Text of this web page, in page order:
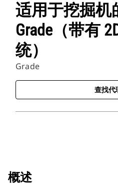
适用于挖掘机
Grade（带有
统）
Grade
查找代
概述